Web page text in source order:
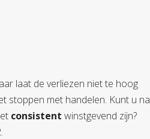
laat de verliezen niet te hoog
stoppen met handelen. Kunt u na
consistent winstgevend zijn?